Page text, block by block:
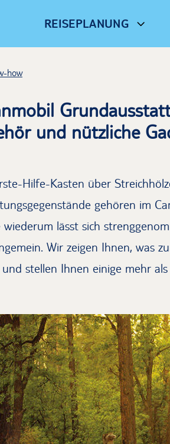
REISEPLANUNG
how
und nützliche
Hilfe-Kasten über
gehören im
wiederum lässt sich
Wir zeigen Ihnen, was
stellen Ihnen einige mehr